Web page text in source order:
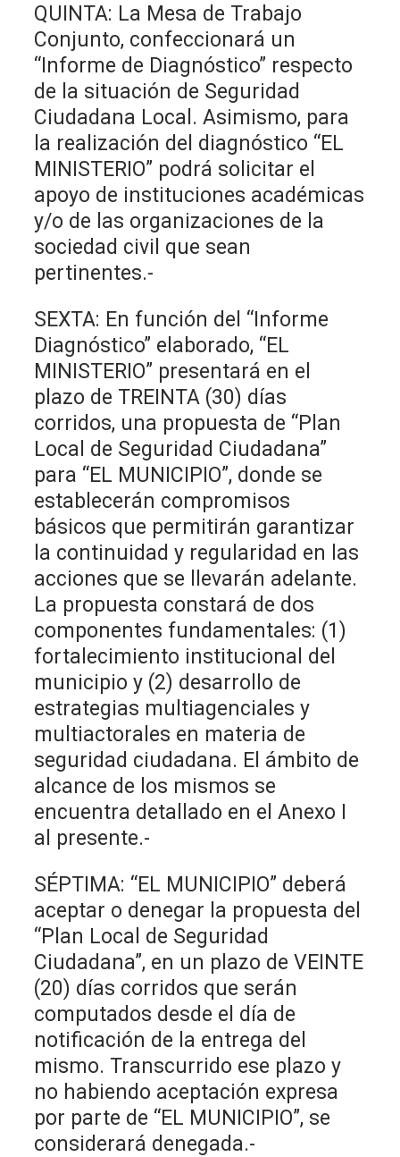
QUINTA: La Mesa de Trabajo
Conjunto, confeccionará un
“Informe de Diagnóstico” respecto
de la situación de Seguridad
Ciudadana Local. Asimismo, para
la realización del diagnóstico “EL
MINISTERIO” podrá solicitar el
apoyo de instituciones académicas
y/o de las organizaciones de la
sociedad civil que sean
pertinentes.-
SEXTA: En función del “Informe
Diagnóstico” elaborado, “EL
MINISTERIO” presentará en el
plazo de TREINTA (30) días
corridos, una propuesta de “Plan
Local de Seguridad Ciudadana”
para “EL MUNICIPIO”, donde se
establecerán compromisos
básicos que permitirán garantizar
la continuidad y regularidad en las
acciones que se llevarán adelante.
La propuesta constará de dos
componentes fundamentales: (1)
fortalecimiento institucional del
municipio y (2) desarrollo de
estrategias multiagenciales y
multiactorales en materia de
seguridad ciudadana. El ámbito de
alcance de los mismos se
encuentra detallado en el Anexo I
al presente.-
SÉPTIMA: “EL MUNICIPIO” deberá
aceptar o denegar la propuesta del
“Plan Local de Seguridad
Ciudadana”, en un plazo de VEINTE
(20) días corridos que serán
computados desde el día de
notificación de la entrega del
mismo. Transcurrido ese plazo y
no habiendo aceptación expresa
por parte de “EL MUNICIPIO”, se
considerará denegada.-